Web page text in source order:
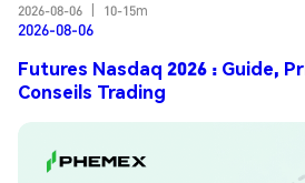
2026-08-06
10-15m
2026-08-06
Futures Nasdaq 2026 : Guide,
Conseils Trading